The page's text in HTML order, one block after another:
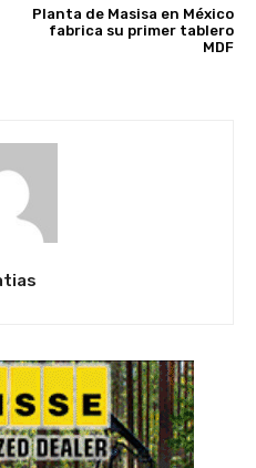
Planta de Masisa en México
fabrica su primer tablero
MDF